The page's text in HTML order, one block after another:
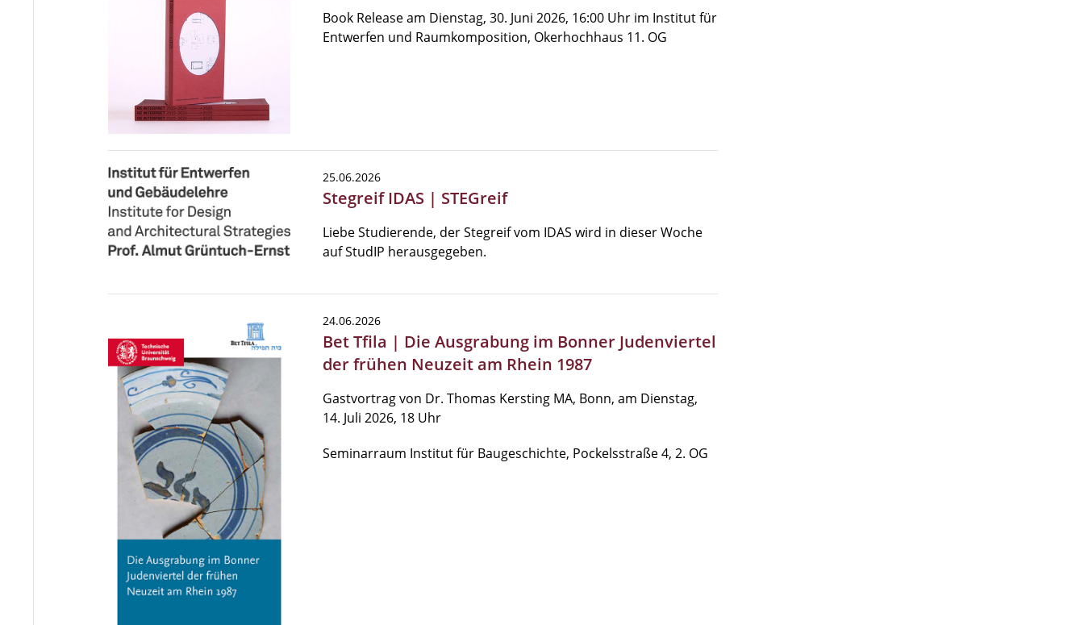
Book Release am Dienstag, 30. Juni 2026, 16:00 Uhr im Institut für
Entwerfen und Raumkomposition, Okerhochhaus 11. OG
25.06.2026
Stegreif IDAS | STEGreif
Liebe Studierende, der Stegreif vom IDAS wird in dieser Woche
auf StudIP herausgegeben.
24.06.2026
Bet Tfila | Die Ausgrabung im Bonner Judenviertel
der frühen Neuzeit am Rhein 1987
Gastvortrag von Dr. Thomas Kersting MA, Bonn, am Dienstag,
14. Juli 2026, 18 Uhr
Seminarraum Institut für Baugeschichte, Pockelsstraße 4, 2. OG